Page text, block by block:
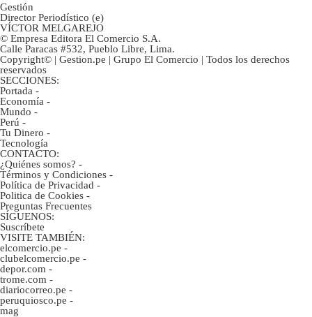
Gestión
Director Periodístico (e)
VÍCTOR MELGAREJO
© Empresa Editora El Comercio S.A.
Calle Paracas #532, Pueblo Libre, Lima.
Copyright© | Gestion.pe | Grupo El Comercio | Todos los derechos
reservados
SECCIONES:
Portada -
Economía -
Mundo -
Perú -
Tu Dinero -
Tecnología
CONTACTO:
¿Quiénes somos? -
Términos y Condiciones -
Política de Privacidad -
Politica de Cookies -
Preguntas Frecuentes
SÍGUENOS:
Suscríbete
VISITE TAMBIÉN:
elcomercio.pe -
clubelcomercio.pe -
depor.com -
trome.com -
diariocorreo.pe -
peruquiosco.pe -
mag